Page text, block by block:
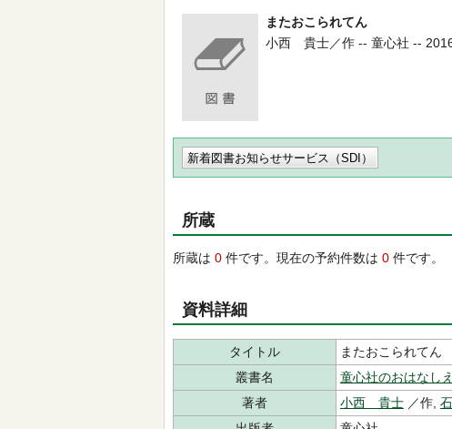
またおこられてん
小西 貴士／作 -- 童心社 --
新着図書お知らせサービス（SDI）
所蔵
所蔵は 0 件です。現在の予約件数は 0 件です。
資料詳細
タイトル
またおこられてん
叢書名
童心社のおはなし
著者
小西 貴士 ／作,